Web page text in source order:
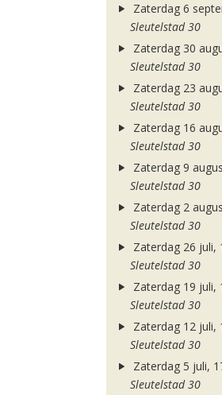
Zaterdag 6
Sleutelstad 30
Zaterdag 30
Sleutelstad 30
Zaterdag 23
Sleutelstad 30
Zaterdag 16
Sleutelstad 30
Zaterdag 9
Sleutelstad 30
Zaterdag 2
Sleutelstad 30
Zaterdag 26 juli,
Sleutelstad 30
Zaterdag 19 juli,
Sleutelstad 30
Zaterdag 12 juli,
Sleutelstad 30
Zaterdag 5 juli,
Sleutelstad 30